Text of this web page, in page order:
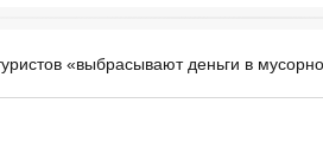
«выбрасывают деньги в